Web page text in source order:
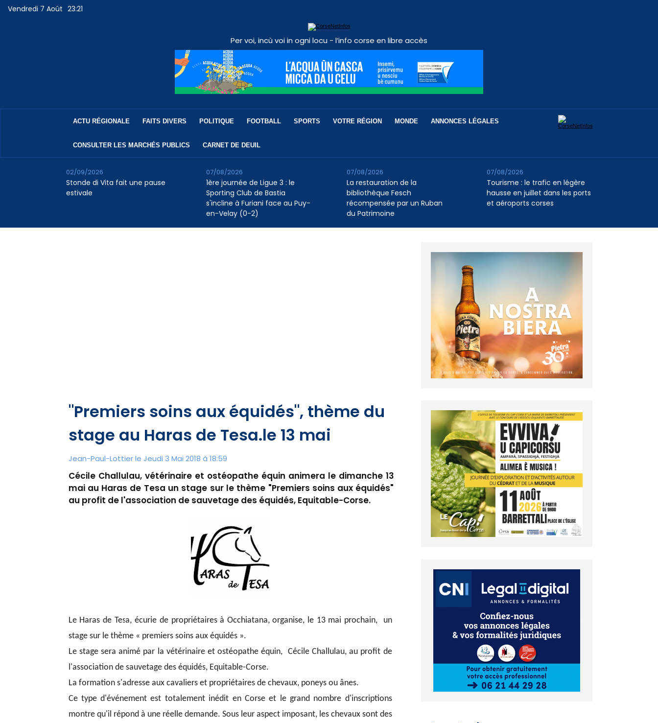
Vendredi 7 Août 23:21
Per voi, incù voi in ogni locu - l’info corse en libre accès
ACTU RÉGIONALE FAITS DIVERS POLITIQUE FOOTBALL SPORTS VOTRE RÉGION MONDE ANNONCES LÉGALES
CONSULTER LES MARCHÉS PUBLICS CARNET DE DEUIL
Stonde di Vita fait une pause
estivale
02/09/2026
1ère journée de Ligue 3 : le
Sporting Club de Bastia
s'incline à Furiani face au Puy-
en-Velay (0-2)
07/08/2026
La restauration de la
bibliothèque Fesch
récompensée par un Ruban
du Patrimoine
07/08/2026
Tourisme : le trafic en légère
hausse en juillet dans les ports
et aéroports corses
07/08/2026
"Premiers soins aux équidés", thème du
stage au Haras de Tesa.le 13 mai
Jean-Paul-Lottier le Jeudi 3 Mai 2018 à 18:59
Cécile Challulau, vétérinaire et ostéopathe équin animera le dimanche 13
mai au Haras de Tesa un stage sur le thème "Premiers soins aux équidés"
au profit de l'association de sauvetage des équidés, Equitable-Corse.
Le Haras de Tesa, écurie de propriétaires à Occhiatana, organise, le 13 mai prochain, un
stage sur le thème « premiers soins aux équidés ».
Le stage sera animé par la vétérinaire et ostéopathe équin, Cécile Challulau, au profit de
l'association de sauvetage des équidés, Equitable-Corse.
La formation s'adresse aux cavaliers et propriétaires de chevaux, poneys ou ânes.
Ce type d'événement est totalement inédit en Corse et le grand nombre d'inscriptions
montre qu'il répond à une réelle demande. Sous leur aspect imposant, les chevaux sont des